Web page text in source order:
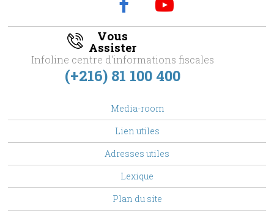
Vous
Assister
Infoline centre d'informations fiscales
(+216) 81 100 400
Media-room
Lien utiles
Adresses utiles
Lexique
Plan du site